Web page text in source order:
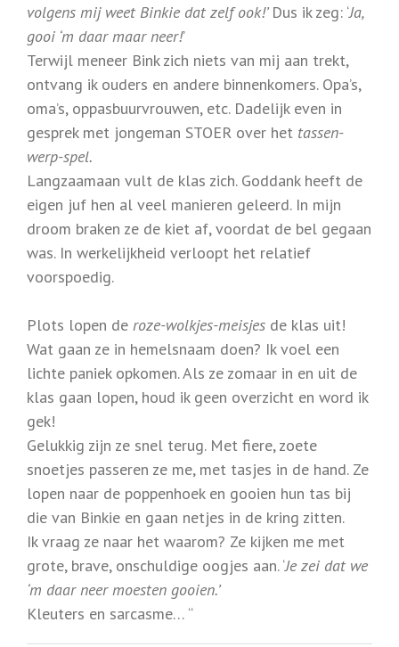
volgens mij weet Binkie dat zelf ook!’ Dus ik zeg: ‘Ja,
gooi ‘m daar maar neer!’
Terwijl meneer Bink zich niets van mij aan trekt,
ontvang ik ouders en andere binnenkomers. Opa’s,
oma’s, oppasbuurvrouwen, etc. Dadelijk even in
gesprek met jongeman STOER over het tassen-
werp-spel.
Langzaamaan vult de klas zich. Goddank heeft de
eigen juf hen al veel manieren geleerd. In mijn
droom braken ze de kiet af, voordat de bel gegaan
was. In werkelijkheid verloopt het relatief
voorspoedig.
Plots lopen de roze-wolkjes-meisjes de klas uit!
Wat gaan ze in hemelsnaam doen? Ik voel een
lichte paniek opkomen. Als ze zomaar in en uit de
klas gaan lopen, houd ik geen overzicht en word ik
gek!
Gelukkig zijn ze snel terug. Met fiere, zoete
snoetjes passeren ze me, met tasjes in de hand. Ze
lopen naar de poppenhoek en gooien hun tas bij
die van Binkie en gaan netjes in de kring zitten.
Ik vraag ze naar het waarom? Ze kijken me met
grote, brave, onschuldige oogjes aan. ‘Je zei dat we
‘m daar neer moesten gooien.’
Kleuters en sarcasme… “